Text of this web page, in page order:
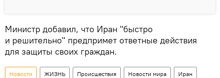
Министр добавил, что Иран "быстро
и решительно" предпримет ответные действия
для защиты своих граждан.
Новости ЖИЗНЬ Происшествия Новости мира Иран